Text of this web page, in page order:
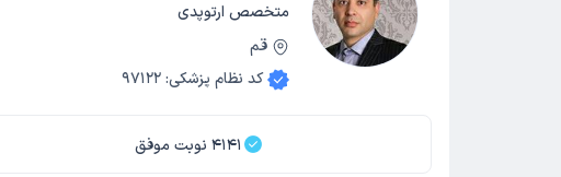
متخصص ارتوپدی
قم
کد نظام پزشکی:
97122
4141 نوبت موفق